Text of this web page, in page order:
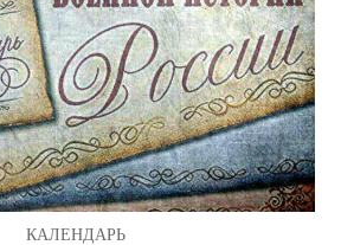
КАЛЕНДАРЬ